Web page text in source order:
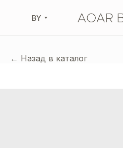
BY
← Назад в каталог